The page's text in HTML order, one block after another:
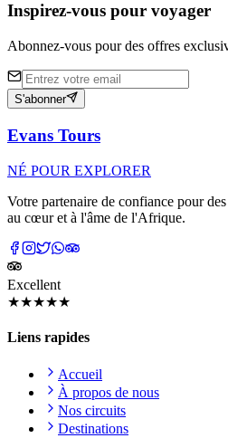
Inspirez-vous pour voyager
Abonnez-vous pour des offres
S'abonner
Evans Tours
NÉ POUR EXPLORER
Votre partenaire de confiance pour
au cœur et à l'âme de l'Afrique.
Excellent
★★★★★
Liens rapides
Accueil
À propos de nous
Nos circuits
Destinations